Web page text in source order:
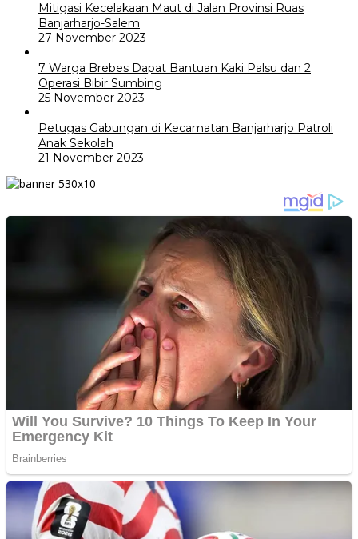
Mitigasi Kecelakaan Maut di Jalan Provinsi Ruas
Banjarharjo-Salem
27 November 2023
7 Warga Brebes Dapat Bantuan Kaki Palsu dan 2
Operasi Bibir Sumbing
25 November 2023
Petugas Gabungan di Kecamatan Banjarharjo Patroli
Anak Sekolah
21 November 2023